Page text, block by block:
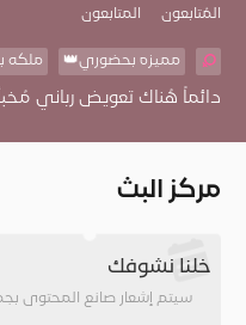
المُتابعون المتابعون
مميزه بحضوري👑 ملكه
دائماً هُناك تعويض رباني
مركز البث
خلنا نشوفك
سيتم إشعار صانع المحتوى